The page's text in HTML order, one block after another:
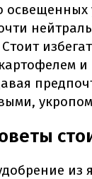
освещенных
и
из